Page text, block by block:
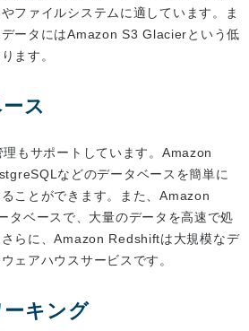
ファイルシステムに適しています。ま
ータにはAmazon S3 Glacierという低
ます。
ス
もサポートしています。Amazon
などのデータベースを簡単に
ことができます。また、Amazon
タベースで、大量のデータを高速で処
らに、Amazon Redshiftは大規模なデ
ェアハウスサービスです。
キング